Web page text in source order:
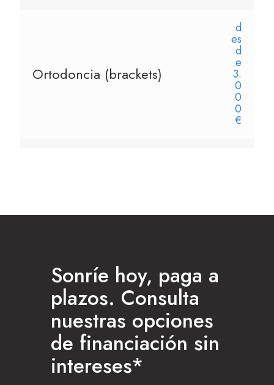
Ortodoncia (brackets)
d
es
d
e
3.
0
0
0
€
Sonríe hoy, paga a
plazos. Consulta
nuestras opciones
de financiación sin
intereses*